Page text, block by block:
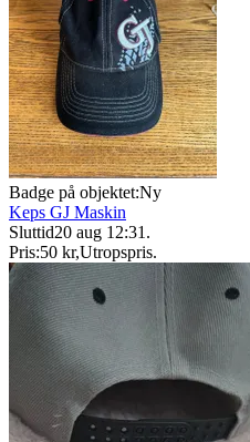
Badge på objektet:Ny
Keps GJ Maskin
Sluttid20 aug 12:31 .
Pris:50 kr,Utropspris.